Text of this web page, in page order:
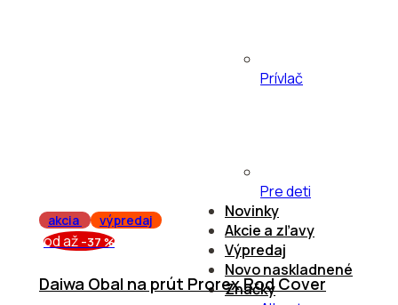
Prívlač
Pre deti
Novinky
Akcie a zľavy
Výpredaj
Novo naskladnené
Značky
akcia výpredaj
odaž –37 %
Daiwa Obal na prút Prorex Rod Cover